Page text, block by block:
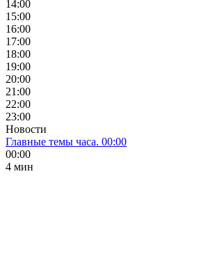
14:00
15:00
16:00
17:00
18:00
19:00
20:00
21:00
22:00
23:00
Новости
Главные темы часа. 00:00
00:00
4 мин